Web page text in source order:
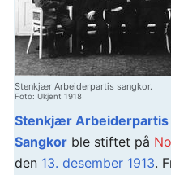
Stenkjær Arbeiderpartis sangkor.
Foto: Ukjent 1918
Stenkjær Arbeiderpartis
Sangkor ble stiftet på
den 13. desember 1913.